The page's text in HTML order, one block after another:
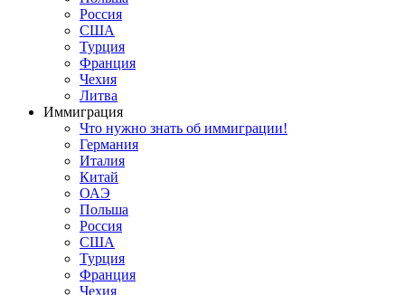
Россия
США
Турция
Франция
Чехия
Литва
Иммиграция
Что нужно знать об иммиграции!
Германия
Италия
Китай
ОАЭ
Польша
Россия
США
Турция
Франция
Чехия